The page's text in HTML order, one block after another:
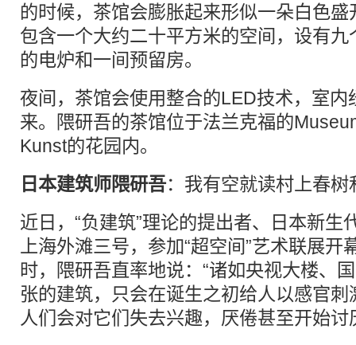
的时候，茶馆会膨胀起来形似一朵白色
包含一个大约二十平方米的空间，设有
的电炉和一间预留房。
夜间，茶馆会使用整合的LED技术，室内
来。隈研吾的茶馆位于法兰克福的
Kunst的花园内。
日本建筑师隈研吾：我有空就读村上春树
近日，“负建筑”理论的提出者、日本新生
上海外滩三号，参加“超空间”艺术联展开
时，隈研吾直率地说：“诸如央视大楼、
张的建筑，只会在诞生之初给人以感官
人们会对它们失去兴趣，厌倦甚至开始讨